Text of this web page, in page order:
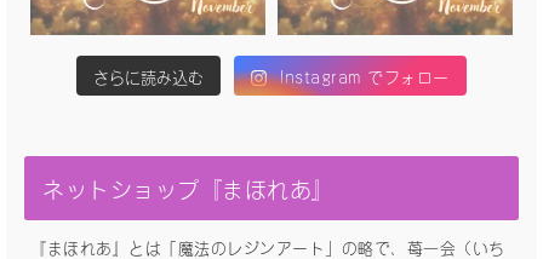
さらに読み込む Instagram でフォロー
ネットショップ『まほれあ』
『まほれあ』とは「魔法のレジンアート」の略で、苺一会（いち